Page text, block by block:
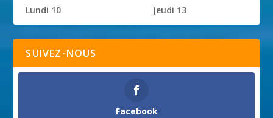
Lundi 10 Jeudi 13
SUIVEZ-NOUS
Facebook